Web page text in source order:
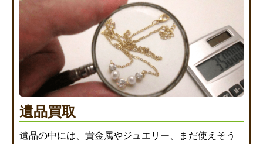
遺品買取
遺品の中には、貴金属やジュエリー、まだ使えそう